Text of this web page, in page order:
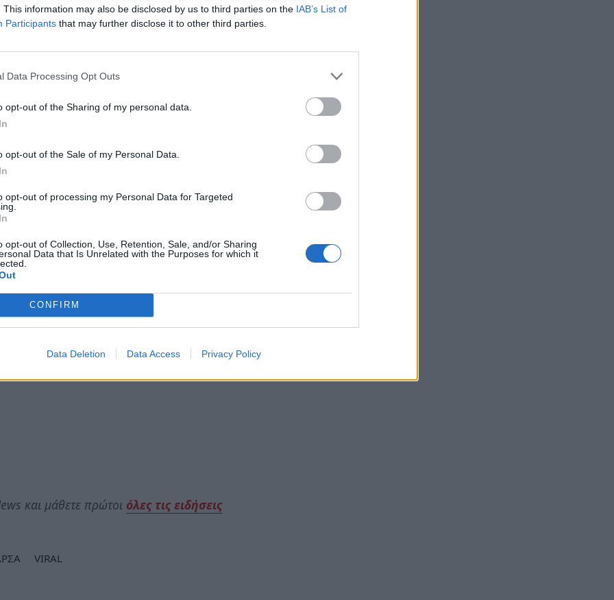
This information may also be disclosed by us to third parties on the IAB’s List of
Participants that may further disclose it to other third parties.
Data Processing Opt Outs
opt-out of the Sharing of my personal data.
opt-out of the Sale of my Personal Data.
opt-out of processing my Personal Data for Targeted
opt-out of Collection, Use, Retention, Sale, and/or Sharing
Data that Is Unrelated with the Purposes for which it
CONFIRM
Data Deletion Data Access Privacy Policy
και μάθετε πρώτοι όλες τις ειδήσεις
VIRAL